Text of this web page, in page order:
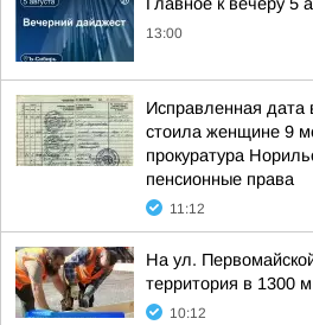
13:00
Исправленная дата
стоила женщине 9
прокуратура
пенсионные права
11:12
На ул.
территория в 1300 м
10:12